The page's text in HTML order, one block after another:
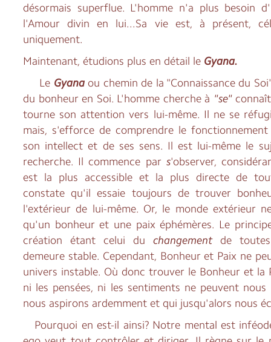
désormais superflue. L'homme n'a plus besoin
l'Amour divin en lui...Sa vie est, à présent,
uniquement.
Maintenant, étudions plus en détail le Gyana.
Le Gyanaou chemin de la "Connaissance du
du bonheur en Soi. L'homme cherche à "se"
tourne son attention vers lui-même. Il ne se
mais, s'efforce de comprendre le
son intellect et de ses sens. Il est lui-même le
recherche. Il commence par s'observer,
est la plus accessible et la plus directe de
constate qu'il essaie toujours de trouver
l'extérieur de lui-même. Or, le monde extérieur
qu'un bonheur et une paix éphémères. Le
création étant celui duchangementde
demeure stable. Cependant, Bonheur et Paix ne
univers instable. Où donc trouver le Bonheur et la
ni les pensées, ni les sentiments ne peuvent
nous aspirons ardemment et qui jusqu'alors nous
Pourquoi en est-il ainsi? Notre mental est